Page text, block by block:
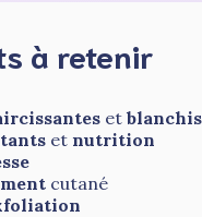
à retenir
et
et nutrition
cutané